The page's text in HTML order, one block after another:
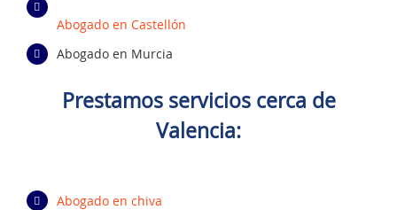
Abogado en Castellón
Abogado en Murcia
Prestamos servicios cerca de
Valencia:
Abogado en chiva